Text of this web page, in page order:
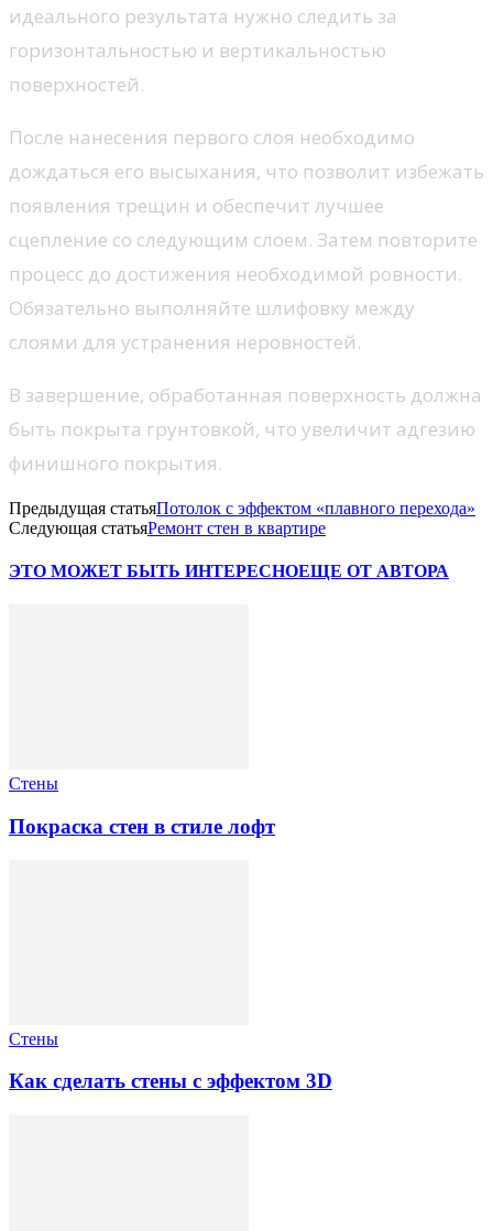
идеального результата нужно следить за
горизонтальностью и вертикальностью
поверхностей.
После нанесения первого слоя необходимо
дождаться его высыхания, что позволит избежать
появления трещин и обеспечит лучшее
сцепление со следующим слоем. Затем повторите
процесс до достижения необходимой ровности.
Обязательно выполняйте шлифовку между
слоями для устранения неровностей.
В завершение, обработанная поверхность должна
быть покрыта грунтовкой, что увеличит адгезию
финишного покрытия.
Предыдущая статьяПотолок с эффектом «плавного перехода»
Следующая статьяРемонт стен в квартире
ЭТО МОЖЕТ БЫТЬ ИНТЕРЕСНОЕЩЕ ОТ АВТОРА
Стены
Покраска стен в стиле лофт
Стены
Как сделать стены с эффектом 3D